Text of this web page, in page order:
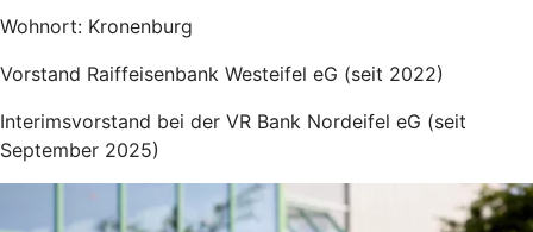
Wohnort: Kronenburg
Vorstand Raiffeisenbank Westeifel eG (seit 2022)
Interimsvorstand bei der VR Bank Nordeifel eG (seit
September 2025)